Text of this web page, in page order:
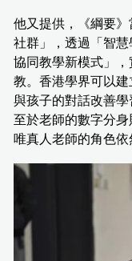
他又提供，《綱要
社群」，透過「智
協同教學新模式」
教。香港學界可以
與孩子的對話改善學
至於老師的數字分身
唯真人老師的角色依